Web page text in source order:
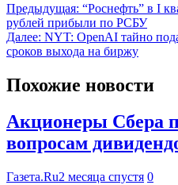
Предыдущая: “Роснефть” в I
рублей прибыли по РСБУ
Далее: NYT: OpenAI тайно
сроков выхода на биржу
Похожие новости
Акционеры Сбера
вопросам
Газета.Ru2 месяца спустя 0